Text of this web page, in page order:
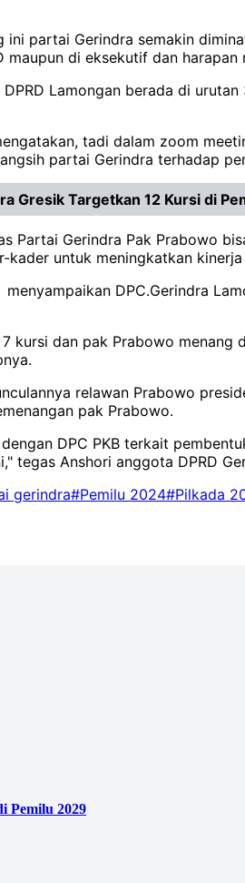
partai Gerindra semakin
di eksekutif dan
Lamongan berada di
tadi dalam zoom
partai Gerindra terhadap
Gresik Targetkan 12 Kursi di
Partai Gerindra Pak Prabowo
untuk meningkatkan
DPC.Gerindra
kursi dan pak Prabowo
relawan Prabowo
pak Prabowo.
DPC PKB terkait
tegas Anshori anggota DPRD
gerindra#Pemilu 2024#Pilkada
Pemilu 2029